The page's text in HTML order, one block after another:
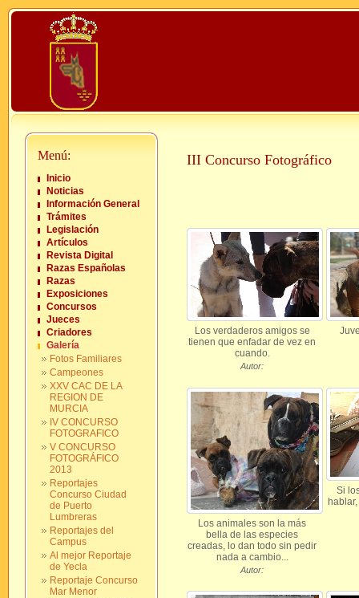
Menú:
Inicio
Noticias
Información General
Trámites
Legislación
Artículos
Revista Digital
Razas Españolas
Razas
Exposiciones
Concursos
Jueces
Criadores
Galería
Fotos Familiares
Campeones
XXV CAC DE LA
REGION DE
MURCIA
IV CONCURSO
FOTOGRAFICO
V CONCURSO
FOTOGRÁFICO
2013
Reportajes
Concurso Ciudad
de Puerto
Lumbreras
Reportajes del
Campus
Al mejor Reportaje
de Yecla
Reportaje Concurso
Mar Menor
III Concurso Fotográfico
Los verdaderos amigos se
tienen que enfadar de vez en
cuando.
Autor:
Los animales son la más
bella de las especies
creadas, lo dan todo sin pedir
nada a cambio...
Autor:
Si